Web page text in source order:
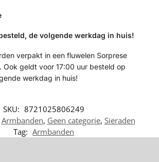
de volgende werkdag in huis!
verpakt in een fluwelen Sorprese
geldt voor 17:00 uur besteld op
werkdag in huis!
SKU: 8721025806249
Armbanden, Geen categorie, Sieraden
Tag: Armbanden